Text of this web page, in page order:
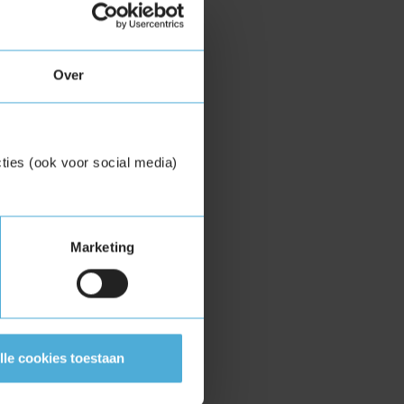
Over
(ook voor social media)
Marketing
cookies toestaan